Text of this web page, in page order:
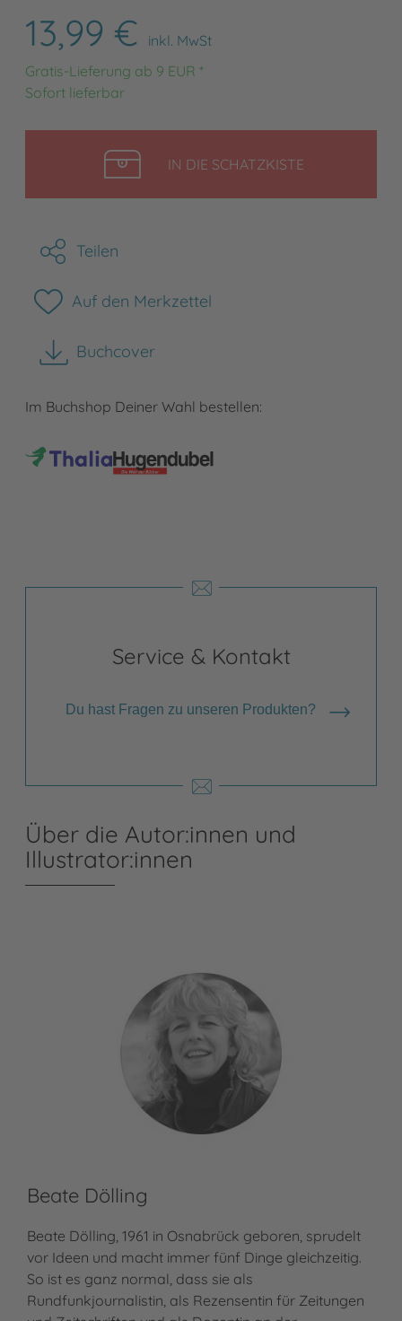
13,99 €
inkl. MwSt
Gratis-Lieferung ab 9 EUR *
Sofort lieferbar
IN DIE SCHATZKISTELEGEN
Teilen
Auf den Merkzettel
Buchcover
herunterladen
Im Buchshop Deiner Wahl bestellen:
Service & Kontakt
Du hast Fragen zu unseren Produkten?
Über die Autor:innen und
Illustrator:innen
Beate Dölling
Beate Dölling, 1961 in Osnabrück geboren, sprudelt
vor Ideen und macht immer fünf Dinge gleichzeitig.
So ist es ganz normal, dass sie als
Rundfunkjournalistin, als Rezensentin für Zeitungen